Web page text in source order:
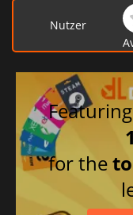
Nutzer
for the